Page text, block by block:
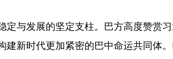
与发展的坚定支柱。巴方高度赞赏
新时代更加紧密的巴中命运共同体